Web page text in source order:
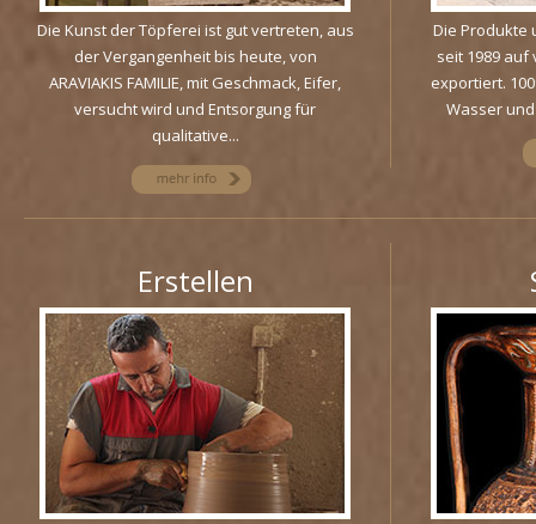
Die Kunst der Töpferei ist gut vertreten, aus
der Vergangenheit bis heute, von
ARAVIAKIS FAMILIE, mit Geschmack, Eifer,
versucht wird und Entsorgung für
qualitative...
Die Produkte
seit 1989
exportiert.
Wasser
Erstellen